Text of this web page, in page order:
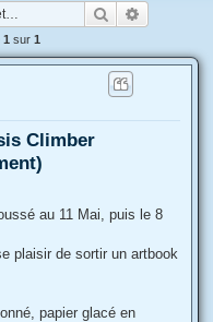
h
r
Rechercher
1 sur 1
Climber
au 11 Mai, puis le 8
plaisir de sortir un artbook
papier glacé en